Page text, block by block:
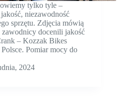
tylko tyle –
niezawodność
sprzętu. Zdjęcia mówią
zawodnicy docenili jakość
– Kozzak Bikes
Pomiar mocy do
2024